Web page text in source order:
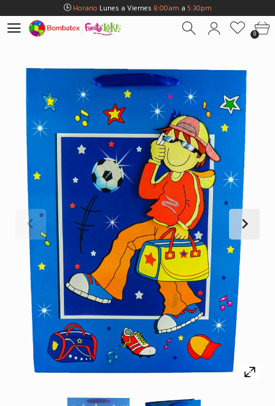
Horario Lunes a Viernes 8:00am a 5:30pm
HorarioSábados
5:00pm
HorarioLunes a Viernes8:00ama
Horario
Sábados a
5:00pm
Horario
Domingos y Fest.9:00ama 3:00pm
0